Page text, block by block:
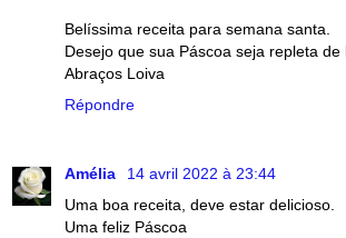
Belíssima receita para semana santa.
Desejo que sua Páscoa seja repleta de
Abraços Loiva
Répondre
Amélia
14 avril 2022 à 23:44
Uma boa receita, deve estar delicioso.
Uma feliz Páscoa